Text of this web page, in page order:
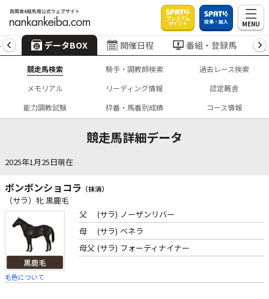
プレミアム
ポイント 投票・加入 MENU
データBOX 開催日程 番組・登録馬
競走馬検索 騎手・調教師検索
過去レース検索
メモリアル
リーディング情報
認定厩舎
能力調教試験
枠番・馬番別成績 コース情報
競走馬詳細データ
2025年1月25日現在
ボンボンショコラ （抹消）
（サラ）牝 黒鹿毛
毛色について
父 (サラ) ノーザンリバー
母
(サラ) ベネラ
母父 (サラ) フォーティナイナー